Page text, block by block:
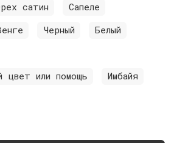
сатин
Сапеле
Черный
Белый
цвет или помощь
Имбайя